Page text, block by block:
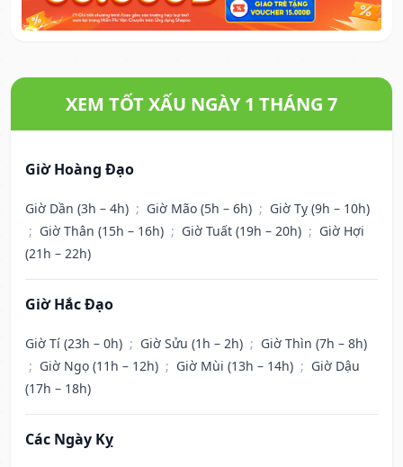
XEM TỐT XẤU NGÀY 1 THÁNG 7
Giờ Hoàng Đạo
Giờ Dần (3h – 4h) ; Giờ Mão (5h – 6h) ; Giờ Tỵ (9h – 10h)
; Giờ Thân (15h – 16h) ; Giờ Tuất (19h – 20h) ; Giờ Hợi
(21h – 22h)
Giờ Hắc Đạo
Giờ Tí (23h – 0h) ; Giờ Sửu (1h – 2h) ; Giờ Thìn (7h – 8h)
; Giờ Ngọ (11h – 12h) ; Giờ Mùi (13h – 14h) ; Giờ Dậu
(17h – 18h)
Các Ngày Kỵ